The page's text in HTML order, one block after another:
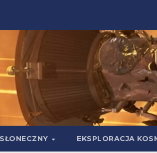
EKSPLORACJA